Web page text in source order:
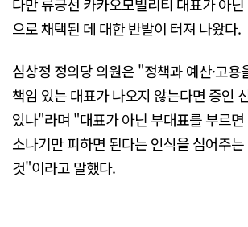
으로 채택된 데 대한 반발이 터져 나왔다.
심상정 정의당 의원은 "정책과 예산·고용
책임 있는 대표가 나오지 않는다면 증인
있나"라며 "대표가 아닌 부대표를 부르
소나기만 피하면 된다는 인식을 심어주
것"이라고 말했다.